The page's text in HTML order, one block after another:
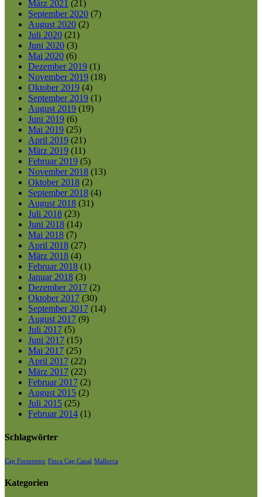
März 2021 (21)
September 2020 (7)
August 2020 (2)
Juli 2020 (21)
Juni 2020 (3)
Mai 2020 (6)
Dezember 2019 (1)
November 2019 (18)
Oktober 2019 (4)
September 2019 (1)
August 2019 (19)
Juni 2019 (6)
Mai 2019 (25)
April 2019 (21)
März 2019 (11)
Februar 2019 (5)
November 2018 (13)
Oktober 2018 (2)
September 2018 (4)
August 2018 (31)
Juli 2018 (23)
Juni 2018 (14)
Mai 2018 (7)
April 2018 (27)
März 2018 (4)
Februar 2018 (1)
Januar 2018 (3)
Dezember 2017 (2)
Oktober 2017 (30)
September 2017 (14)
August 2017 (9)
Juli 2017 (5)
Juni 2017 (15)
Mai 2017 (25)
April 2017 (22)
März 2017 (22)
Februar 2017 (2)
August 2015 (2)
Juli 2015 (25)
Februar 2014 (1)
Schlagwörter
Cap Formentor Finca Cap Canal Mallorca
Kategorien